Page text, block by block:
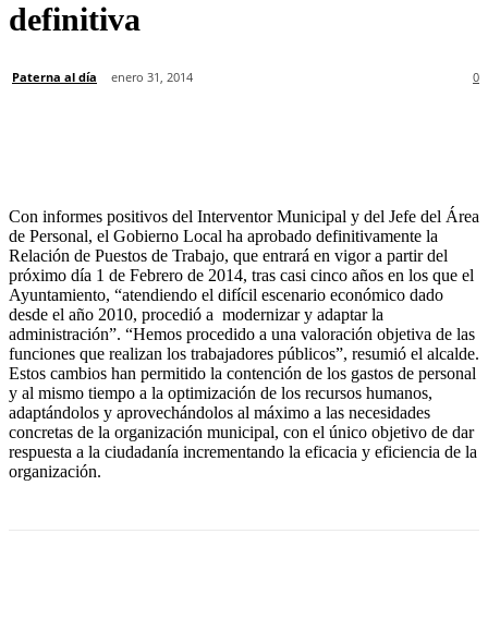
definitiva
Paterna al día enero 31, 2014 0
Con informes positivos del Interventor Municipal y del Jefe del Área
de Personal, el Gobierno Local ha aprobado definitivamente la
Relación de Puestos de Trabajo, que entrará en vigor a partir del
próximo día 1 de Febrero de 2014, tras casi cinco años en los que el
Ayuntamiento, “atendiendo el difícil escenario económico dado
desde el año 2010, procedió a modernizar y adaptar la
administración”. “Hemos procedido a una valoración objetiva de las
funciones que realizan los trabajadores públicos”, resumió el alcalde.
Estos cambios han permitido la contención de los gastos de personal
y al mismo tiempo a la optimización de los recursos humanos,
adaptándolos y aprovechándolos al máximo a las necesidades
concretas de la organización municipal, con el único objetivo de dar
respuesta a la ciudadanía incrementando la eficacia y eficiencia de la
organización.